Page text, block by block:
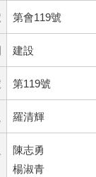
第會119號
建設
第119號
羅清輝
陳志勇
楊淑青